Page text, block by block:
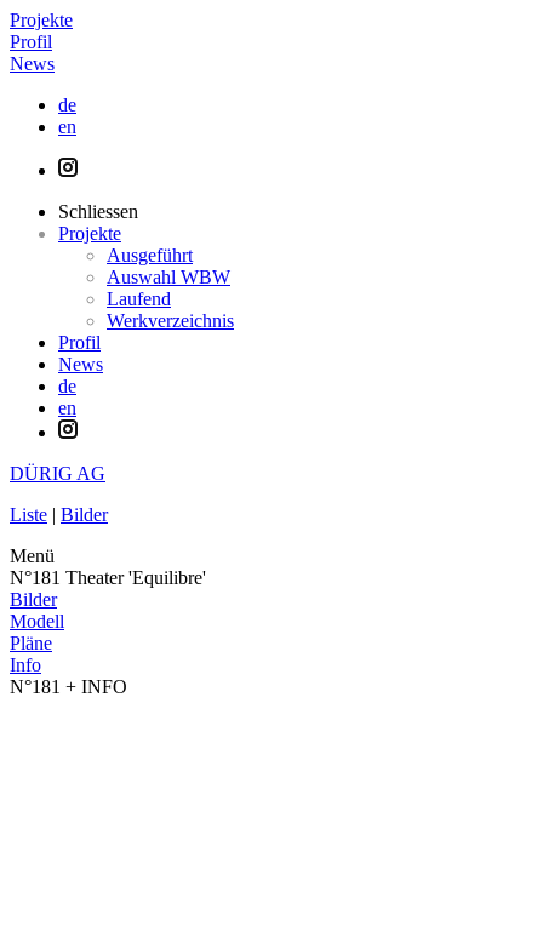
Projekte
Profil
News
de
en
Schliessen
Projekte
Ausgeführt
Auswahl WBW
Laufend
Werkverzeichnis
Profil
News
de
en
DÜRIG AG
Liste | Bilder
Menü
N°181 Theater 'Equilibre'
Bilder
Modell
Pläne
Info
N°181 + INFO